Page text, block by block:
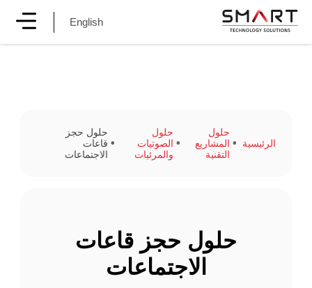
English
الرئيسية
حلول
المشاريع
التقنية
حلول
الصوتيات
والمرئيات
حلول حجز
قاعات
الاجتماعات
حلول حجز قاعات
الاجتماعات